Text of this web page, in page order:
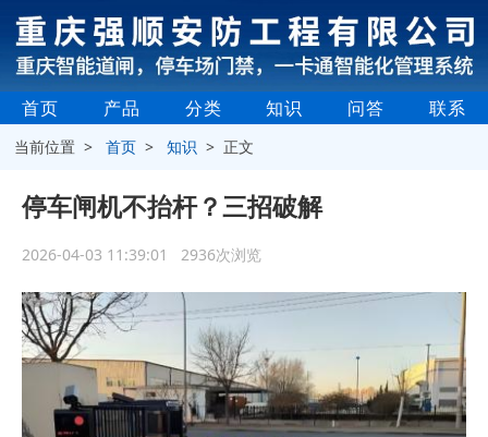
首页 产品 分类 知识 问答 联系
当前位置 >首页 >知识 > 正文
停车闸机不抬杆？三招破解
2026-04-03 11:39:01 2936次浏览